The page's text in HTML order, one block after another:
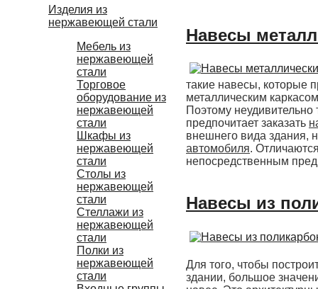
Изделия из
нержавеющей стали
Мебель из
нержавеющей
стали
Торговое
оборудование из
нержавеющей
стали
Шкафы из
нержавеющей
стали
Столы из
нержавеющей
стали
Стеллажи из
нержавеющей
стали
Полки из
нержавеющей
стали
Навесы
такие навесы, которые
металлическим
Поэтому
предпочитает заказать
внешнего вида здания,
автомобиля.
непосредственным
Навесы из
Для того, чтобы
здании, большое